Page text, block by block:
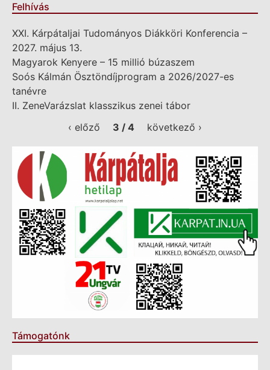
Felhívás
XXI. Kárpátaljai Tudományos Diákköri Konferencia –
2027. május 13.
Magyarok Kenyere – 15 millió búzaszem
Soós Kálmán Ösztöndíjprogram a 2026/2027-es
tanévre
II. ZeneVarázslat klasszikus zenei tábor
‹ előző
3 / 4 következő ›
Támogatónk